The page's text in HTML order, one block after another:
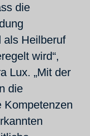
die
als Heilberuf
wird“,
Lux. „Mit der
die
Kompetenzen